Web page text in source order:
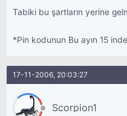
Tabiki bu şartların yerine
*Pin kodunun Bu ayın 15
17-11-2006, 20:03:27
Scorpion1